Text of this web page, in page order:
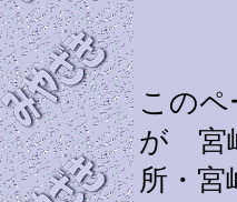
この
が 宮
所・宮